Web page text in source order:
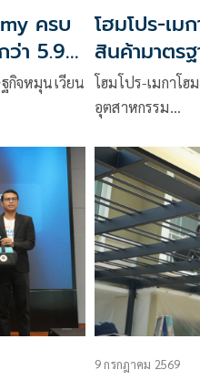
ครบ
ว่า 5.9
ตเกือบ
กิจหมุนเวียน
โฮมโปร-เม
สินค้ามาตร
ผู้บริโภค
โฮมโปร-เมกาโ
อุตสาหกรรม…
9 กรกฎาคม 2569